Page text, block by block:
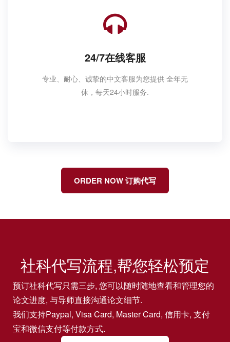
24/7在线客服
专业、耐心、诚挚的中文客服为您提供 全年无
休，每天24小时服务.
ORDER NOW 订购代写
社科代写流程,帮您轻松预定
预订社科代写只需三步, 您可以随时随地查看和管理您的
论文进度, 与导师直接沟通论文细节.
我们支持Paypal, Visa Card, Master Card, 信用卡, 支付
宝和微信支付等付款方式.